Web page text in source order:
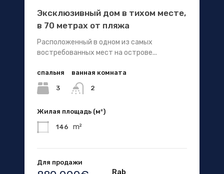
Эксклюзивный дом в тихом месте,
в 70 метрах от пляжа
Расположенный в одном из самых
востребованных мест на острове...
спальня
3
ванная комната
2
Жилая площадь (м²)
146 m²
Для продажи